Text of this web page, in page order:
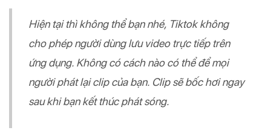
Hiện tại thì không thể bạn nhé, Tiktok không
cho phép người dùng lưu video trực tiếp trên
ứng dụng. Không có cách nào có thể để mọi
người phát lại clip của bạn. Clip sẽ bốc hơi ngay
sau khi bạn kết thúc phát sóng.